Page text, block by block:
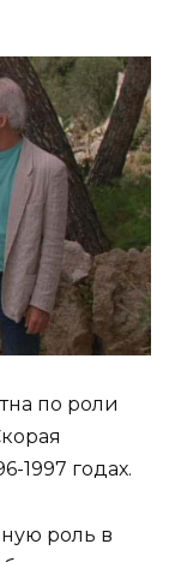
по роли
1997 годах.
роль в